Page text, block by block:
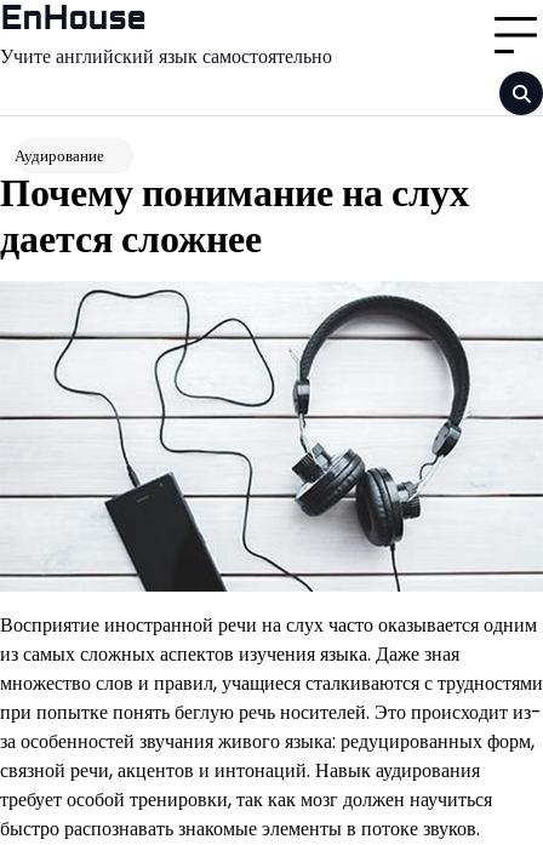
Перейти
содержимому
EnHouse
Учите английский язык самостоятельно
Аудирование
Почему понимание на слух
дается сложнее
Восприятие иностранной речи на слух часто оказывается одним
из самых сложных аспектов изучения языка. Даже зная
множество слов и правил, учащиеся сталкиваются с трудностями
при попытке понять беглую речь носителей. Это происходит из-
за особенностей звучания живого языка: редуцированных форм,
связной речи, акцентов и интонаций. Навык аудирования
требует особой тренировки, так как мозг должен научиться
быстро распознавать знакомые элементы в потоке звуков.